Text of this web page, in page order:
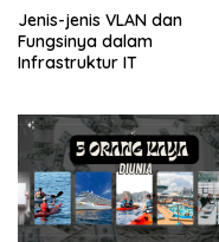
Jenis-jenis VLAN dan
Fungsinya dalam
Infrastruktur IT